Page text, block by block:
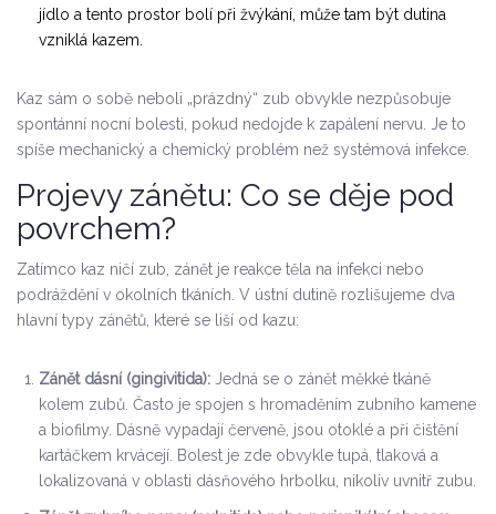
jídlo a tento prostor bolí při žvýkání, může tam být dutina
vzniklá kazem.
Kaz sám o sobě neboli „prázdný“ zub obvykle nezpůsobuje
spontánní nocní bolesti, pokud nedojde k zapálení nervu. Je to
spíše mechanický a chemický problém než systémová infekce.
Projevy zánětu: Co se děje pod
povrchem?
Zatímco kaz ničí zub, zánět je reakce těla na infekci nebo
podráždění v okolních tkáních. V ústní dutině rozlišujeme dva
hlavní typy zánětů, které se liší od kazu:
Zánět dásní (gingivitida): Jedná se o zánět měkké tkáně
kolem zubů. Často je spojen s hromaděním zubního kamene
a biofilmy. Dásně vypadají červeně, jsou otoklé a při čištění
kartáčkem krvácejí. Bolest je zde obvykle tupá, tlaková a
lokalizovaná v oblasti dásňového hrbolku, nikoliv uvnitř zubu.